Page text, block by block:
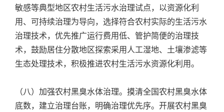
敏感等典型地区农村生活污水治理试点，以资源化利
用、可持续治理为导向，选择符合农村实际的生活污水
治理技术，优先推广运行费用低、管护简便的治理技
术，鼓励居住分散地区探索采用人工湿地、土壤渗滤等
生态处理技术，积极推进农村生活污水资源化利用。
（八）加强农村黑臭水体治理。摸清全国农村黑臭水体
底数，建立治理台账，明确治理优先序。开展农村黑臭